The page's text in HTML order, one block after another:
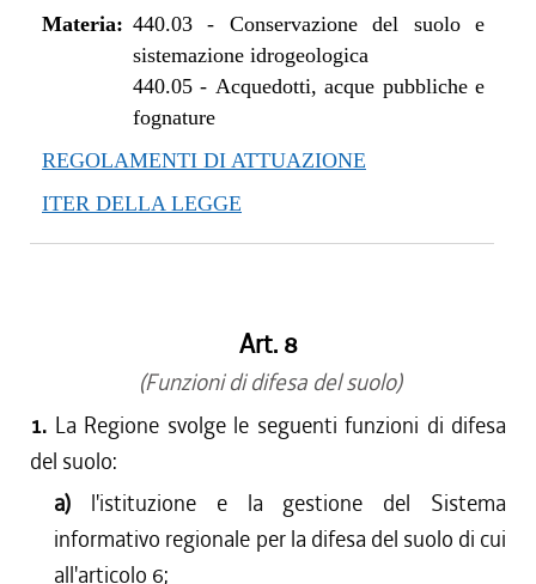
dal 01/01/2020 al 01/07/2020
dal 10/08/2019 al 31/12/2019
dal 27/06/2019 al 09/08/2019
dal 01/05/2019 al 26/06/2019
dal 15/02/2018 al 28/03/2018
dal 05/01/2018 al 14/02/2018
dal 10/08/2017 al 04/01/2018
dal 01/10/2015 al 12/01/2016
dal 21/05/2015 al 30/09/2015
Materia: 440.03- Conservazione del suolo e
sistemazione idrogeologica
440.05- Acquedotti, acque pubbliche e
fognature
REGOLAMENTI DI ATTUAZIONE
ITER DELLA LEGGE
Art. 8
(Funzioni di difesa del suolo)
1. La Regione svolge le seguenti funzioni di difesa
del suolo:
a) l'istituzione e la gestione del Sistema
informativo regionale per la difesa del suolo di cui
all'articolo 6;